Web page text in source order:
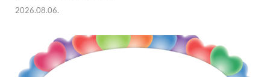
2026.08.06.